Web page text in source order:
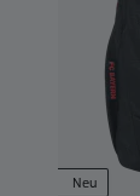
Neu